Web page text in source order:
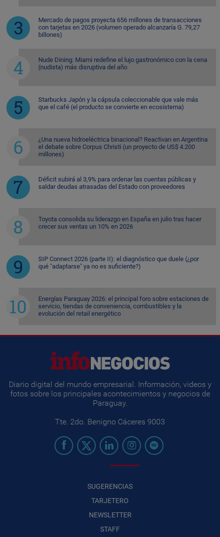
Mercado de pagos proyecta 656 millones de transacciones
con tarjetas en 2026 (volumen operado alcanzaría G. 79,27
billones)
Nude Dining: Miami redefine el lujo gastronómico con la cena
(nudista) más disruptiva del año
Starbucks Japón y la cápsula coleccionable que vale más
que el café (el producto se convierte en ecosistema)
¿Una nueva hidroeléctrica binacional? Reactivan en Argentina
el debate sobre Corpus Christi (un proyecto de US$ 4.200
millones)
Déficit subirá al 3,9% para ordenar las cuentas públicas y
saldar deudas atrasadas del Estado con proveedores
Toyota consolida su liderazgo en España en julio tras hacer
crecer sus ventas un 10% en 2026
SIP Connect 2026 (parte II): el diagnóstico que duele (¿por
qué "adaptarse" ya no es suficiente?)
Energías Paraguay 2026: el principal foro sobre estaciones de
servicio, tiendas de conveniencia, combustibles y la
evolución del retail energético
Diario digital del mundo empresarial. Información, videos y
fotos sobre los principales acontecimientos y negocios de
Paraguay.
Tte. 2do. Benigno Cáceres 9003
SUGERENCIAS
TARJETERO
NEWSLETTER
STAFF